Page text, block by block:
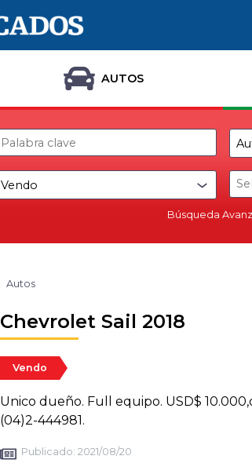
AUTOS
Búsqueda
Autos
Chevrolet Sail 2018
Vendo
Unico dueño. Full equipo. USD$
(04)2-444981.
Publicado: 2021/08/20